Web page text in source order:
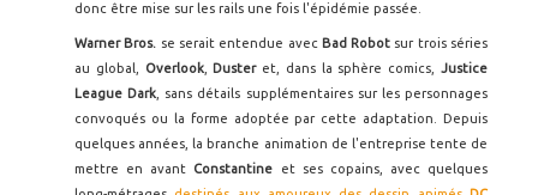
donc être mise sur les rails une fois l'épidémie passée.
Warner Bros. se serait entendue avec Bad Robot sur trois séries
au global,
Overlook, Dusteret, dans la sphère comics,Justice
League Dark , sans détails supplémentaires sur les personnages
convoqués ou la forme adoptée par cette adaptation. Depuis
quelques années, la branche animation de l'entreprise tente de
mettre en avant Constantine et ses copains, avec quelques